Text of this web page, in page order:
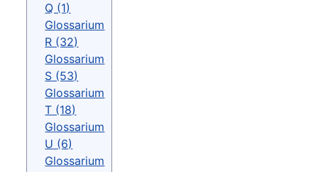
Q (1)
Glossarium
R (32)
Glossarium
S (53)
Glossarium
T (18)
Glossarium
U (6)
Glossarium